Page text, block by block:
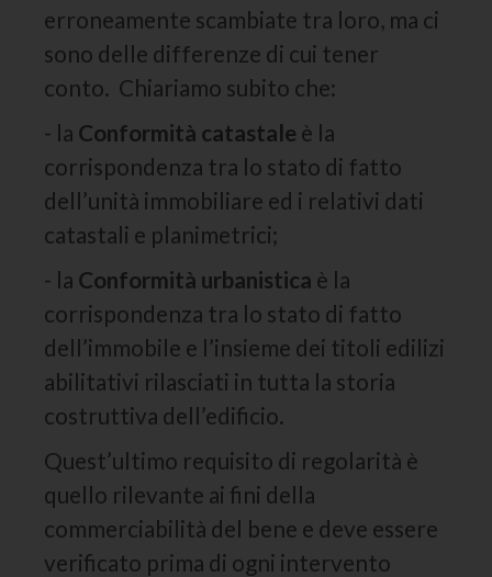
erroneamente scambiate tra loro, ma ci
sono delle differenze di cui tener
conto. Chiariamo subito che:
- la Conformità catastale è la
corrispondenza tra lo stato di fatto
dell’unità immobiliare ed i relativi dati
catastali e planimetrici;
- la Conformità urbanistica è la
corrispondenza tra lo stato di fatto
dell’immobile e l’insieme dei titoli edilizi
abilitativi rilasciati in tutta la storia
costruttiva dell’edificio.
Quest’ultimo requisito di regolarità è
quello rilevante ai fini della
commerciabilità del bene e deve essere
verificato prima di ogni intervento